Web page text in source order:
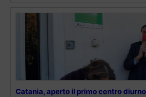
Catania, aperto il primo centro